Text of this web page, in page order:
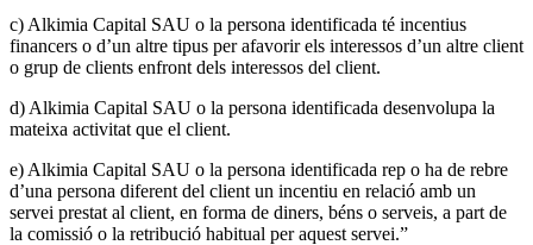
c) Alkimia Capital SAU o la persona identificada té incentius
financers o d’un altre tipus per afavorir els interessos d’un altre client
o grup de clients enfront dels interessos del client.
d) Alkimia Capital SAU o la persona identificada desenvolupa la
mateixa activitat que el client.
e) Alkimia Capital SAU o la persona identificada rep o ha de rebre
d’una persona diferent del client un incentiu en relació amb un
servei prestat al client, en forma de diners, béns o serveis, a part de
la comissió o la retribució habitual per aquest servei.”